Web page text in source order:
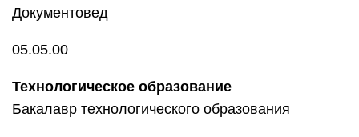
Документовед
05.05.00
Технологическое образование
Бакалавр технологического образования